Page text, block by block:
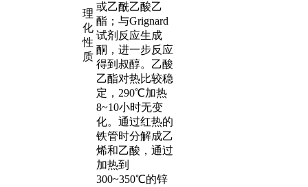
理
化
性
质
或乙酰乙酸乙
酯；与Grignard
试剂反应生成
酮，进一步反应
得到叔醇。乙酸
乙酯对热比较稳
定，290℃加热
8~10小时无变
化。通过红热的
铁管时分解成乙
烯和乙酸，通过
加热到
300~350℃的锌